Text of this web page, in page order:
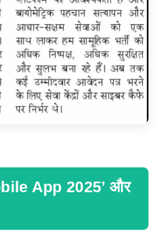
App 2025’ और